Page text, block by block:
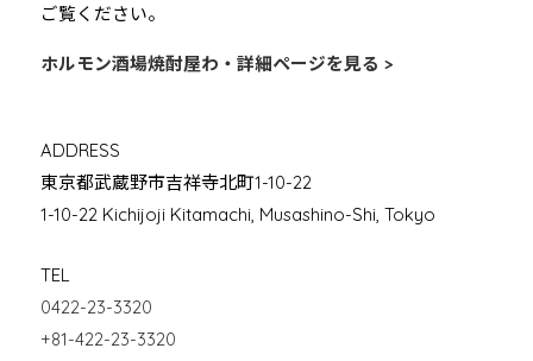
ご覧ください。
ホルモン酒場焼酎屋わ・詳細ページを見る >
ADDRESS
東京都武蔵野市吉祥寺北町1-10-22
1-10-22 Kichijoji Kitamachi, Musashino-Shi, Tokyo
TEL
0422-23-3320
+81-422-23-3320